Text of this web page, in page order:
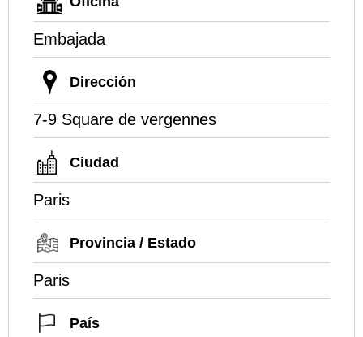
Embajada
Dirección
7-9 Square de vergennes
Ciudad
Paris
Provincia / Estado
Paris
País